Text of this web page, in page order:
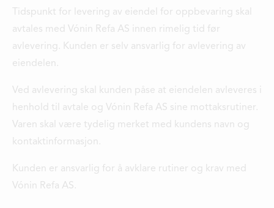
Tidspunkt for levering av eiendel for oppbevaring skal
avtales med Vónin Refa AS innen rimelig tid før
avlevering. Kunden er selv ansvarlig for avlevering av
eiendelen.
Ved avlevering skal kunden påse at eiendelen avleveres i
henhold til avtale og Vónin Refa AS sine mottaksrutiner.
Varen skal være tydelig merket med kundens navn og
kontaktinformasjon.
Kunden er ansvarlig for å avklare rutiner og krav med
Vónin Refa AS.